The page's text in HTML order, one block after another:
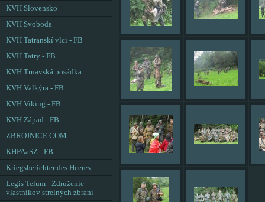
KVH Slovensko
KVH Svoboda
KVH Tatranskí vlci - FB
KVH Tatry - FB
KVH Trnavská posádka
KVH Valkýra - FB
KVH Viking - FB
KVH Západ - FB
ZBROJNICE.COM
KHPAaSZ - FB
Kriegsberichter des Heeres
Legis Telum - Združenie
vlastníkov strelných zbraní